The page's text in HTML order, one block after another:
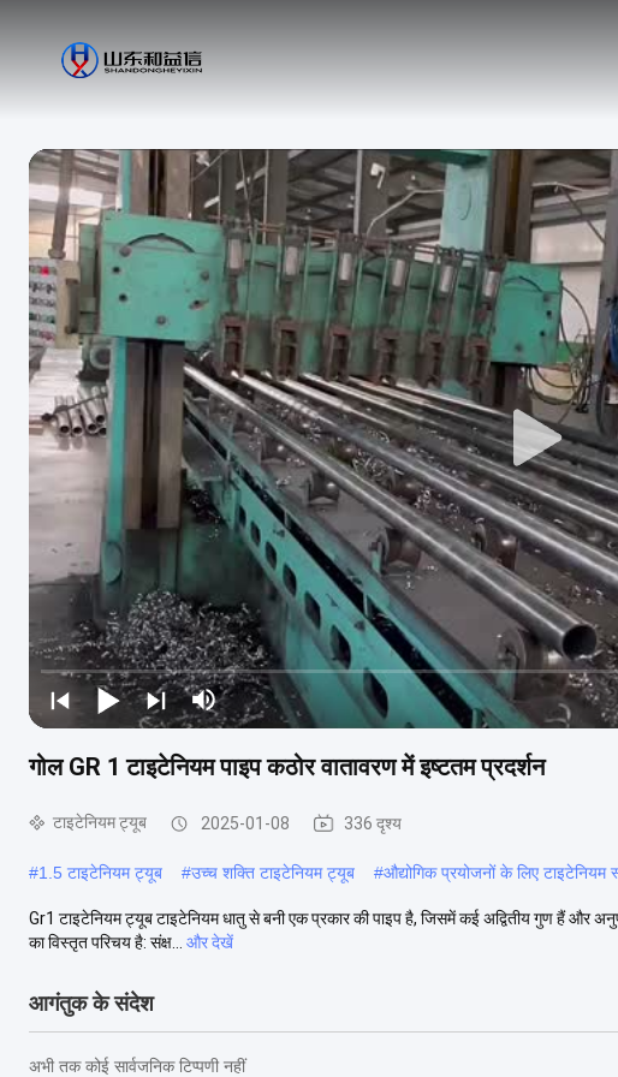
गोल GR 1 टाइटेनियम पाइप कठोर वातावरण में इष्टतम प्रदर्शन
टाइटेनियम ट्यूब 2025-01-08 336 दृश्य
#1.5 टाइटेनियम ट्यूब #उच्च शक्ति टाइटेनियम ट्यूब #औद्योगिक प्रयोजनों के लिए टाइटेनियम
Gr1 टाइटेनियम ट्यूब टाइटेनियम धातु से बनी एक प्रकार की पाइप है, जिसमें कई अद्वितीय गुण हैं और
का विस्तृत परिचय है: संक्ष...
और देखें
आगंतुक के संदेश
अभी तक कोई सार्वजनिक टिप्पणी नहीं